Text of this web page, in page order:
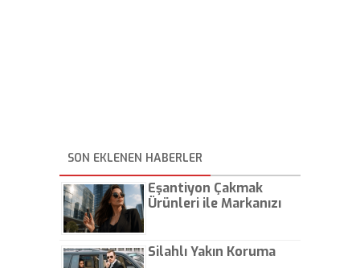
SON EKLENEN HABERLER
Eşantiyon Çakmak
Ürünleri ile Markanızı
Silahlı Yakın Koruma